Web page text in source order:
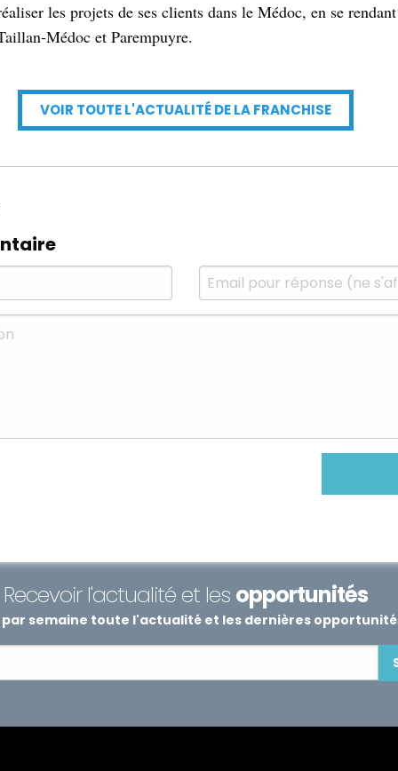
les projets de ses clients dans le Médoc, en se
Médoc et Parempuyre.
VOIR TOUTE L'ACTUALITÉ DE LA FRANCHISE
Recevoir l'actualité et les opportunités
par semaine toute l'actualité et les dernières